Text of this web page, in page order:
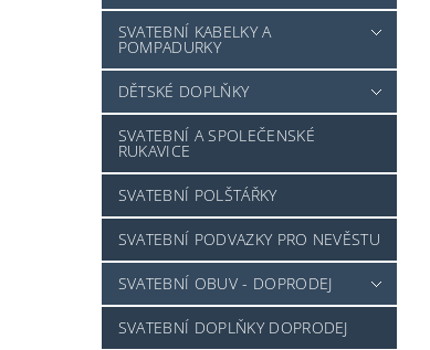
SVATEBNÍ KABELKY A
POMPADURKY
DĚTSKÉ DOPLŇKY
SVATEBNÍ A SPOLEČENSKÉ
RUKAVICE
SVATEBNÍ POLŠTÁŘKY
SVATEBNÍ PODVAZKY PRO NEVĚSTU
SVATEBNÍ OBUV - DOPRODEJ
SVATEBNÍ DOPLŇKY DOPRODEJ